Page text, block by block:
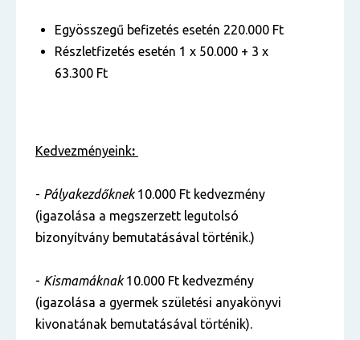
Egyösszegű befizetés esetén 220.000 Ft
Részletfizetés esetén 1 x 50.000 + 3 x
63.300 Ft
Kedvezményeink:
- Pályakezdőknek10.000 Ft kedvezmény
(igazolása a megszerzett legutolsó
bizonyítvány bemutatásával történik.)
- Kismamáknak10.000 Ft kedvezmény
(igazolása a gyermek születési anyakönyvi
kivonatának bemutatásával történik).